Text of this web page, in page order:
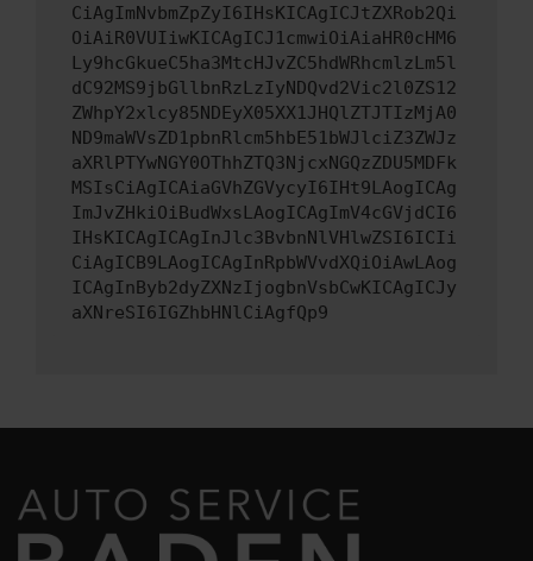
CiAgImNvbmZpZyI6IHsKICAgICJtZXRob2Qi
OiAiR0VUIiwKICAgICJ1cmwiOiAiaHR0cHM6
Ly9hcGkueC5ha3MtcHJvZC5hdWRhcmlzLm5l
dC92MS9jbGllbnRzLzIyNDQvd2Vic2l0ZS12
ZWhpY2xlcy85NDEyX05XX1JHQlZTJTIzMjA0
ND9maWVsZD1pbnRlcm5hbE51bWJlciZ3ZWJz
aXRlPTYwNGY0OThhZTQ3NjcxNGQzZDU5MDFk
MSIsCiAgICAiaGVhZGVycyI6IHt9LAogICAg
ImJvZHkiOiBudWxsLAogICAgImV4cGVjdCI6
IHsKICAgICAgInJlc3BvbnNlVHlwZSI6ICIi
CiAgICB9LAogICAgInRpbWVvdXQiOiAwLAog
ICAgInByb2dyZXNzIjogbnVsbCwKICAgICJy
aXNreSI6IGZhbHNlCiAgfQp9